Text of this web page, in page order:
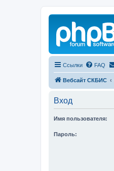
Ссылки FAQ
Вебсайт СКБИС
Вход
Имя пользователя:
Пароль: